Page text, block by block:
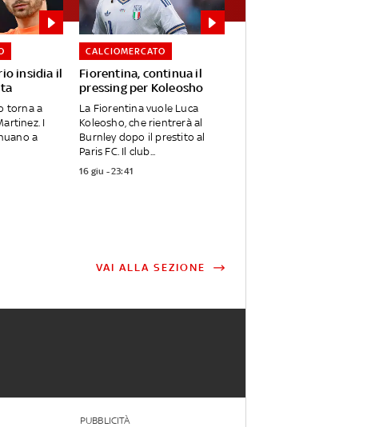
insidia il
torna a
I
a
Fiorentina, continua il
pressing per Koleosho
CALCIOMERCATO
La Fiorentina vuole Luca
Koleosho, che rientrerà al
Burnley dopo il prestito al
Paris FC. Il club...
16 giu - 23:41
VAI ALLA SEZIONE
PUBBLICITÀ